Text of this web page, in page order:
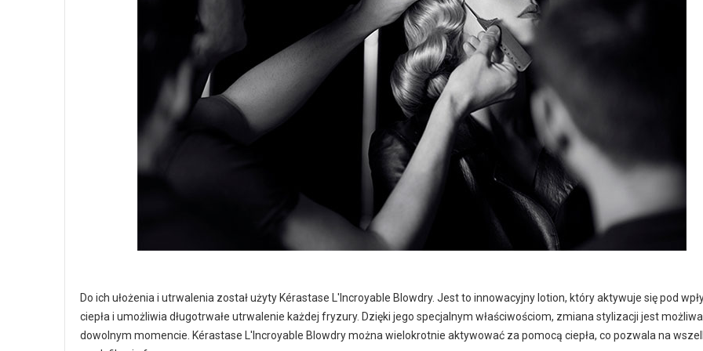
Do ich ułożenia i utrwalenia został użyty Kérastase L'Incroyable Blowdry. Jest to innowacyjny lotion, który aktywuje się pod
ciepła i umożliwia długotrwałe utrwalenie każdej fryzury. Dzięki jego specjalnym właściwościom, zmiana stylizacji jest
dowolnym momencie. Kérastase L'Incroyable Blowdry można wielokrotnie aktywować za pomocą ciepła, co pozwala na